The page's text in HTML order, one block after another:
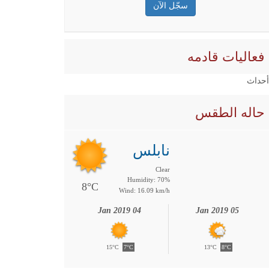
فعاليات قادمه
أحداث
حاله الطقس
8°C
نابلس
Clear
Humidity: 70%
Wind: 16.09 km/h
04 Jan 2019
15°C 7°C
05 Jan 2019
13°C 8°C